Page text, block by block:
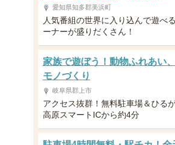
愛知県知多郡美浜町
人気番組の世界に入り込んで遊べ
ーナーが盛りだくさん！
家族で遊ぼう！動物ふれあい
モノづくり
岐阜県郡上市
アクセス抜群！無料駐車場＆ひる
高原スマートICから約4分